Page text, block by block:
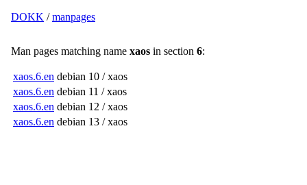
DOKK /manpages
Man pages matching name xaos in section 6:
xaos.6.en debian 10 / xaos
xaos.6.en debian 11 / xaos
xaos.6.en debian 12 / xaos
xaos.6.en debian 13 / xaos